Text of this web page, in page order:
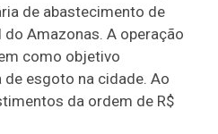
de abastecimento de
Amazonas. A operação
como objetivo
esgoto na cidade. Ao
da ordem de R$